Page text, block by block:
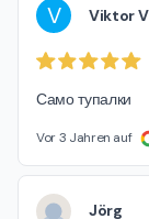
V Viktor V
Само тупалки
Vor 3 Jahren auf
Jörg